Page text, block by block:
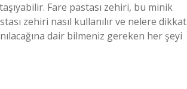
Fare pastası zehiri, bu minik
zehiri nasıl kullanılır ve nelere dikkat
dair bilmeniz gereken her şeyi